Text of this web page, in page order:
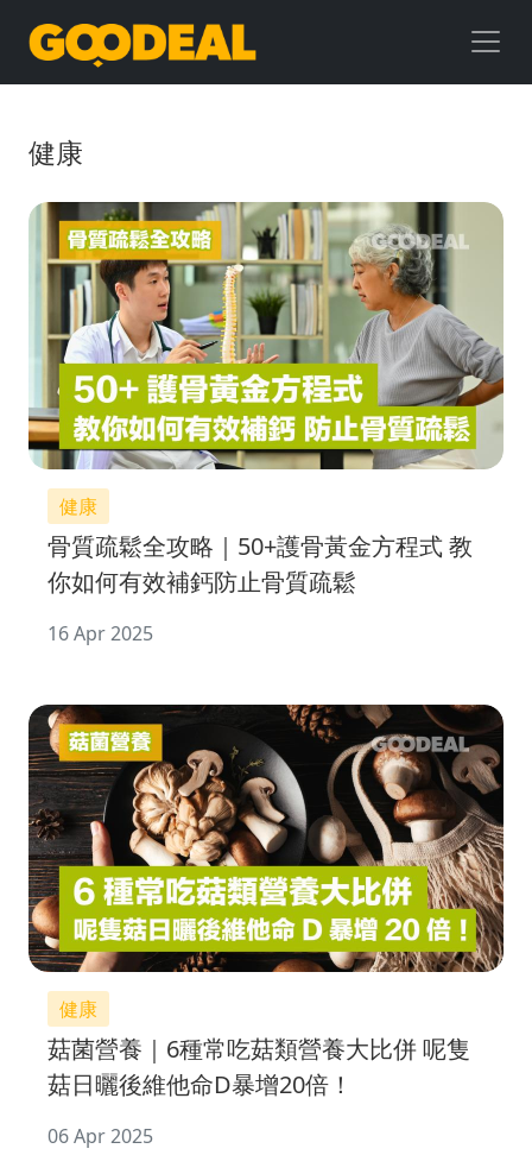
GOODEAL
早
早
鳥
健康
健康
骨質疏鬆全攻略｜50+護骨黃金方程式 教
你如何有效補鈣防止骨質疏鬆
16 Apr 2025
健康
菇菌營養｜6種常吃菇類營養大比併 呢隻
菇日曬後維他命D暴增20倍！
06 Apr 2025